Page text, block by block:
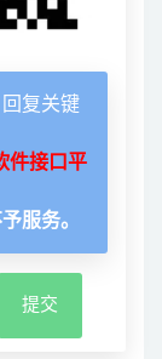
复关键
件接口平
服务。